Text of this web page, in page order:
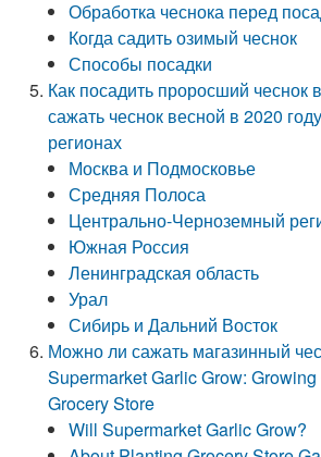
Обработка чеснока перед
Когда садить озимый чеснок
Способы посадки
Как посадить проросший чеснок
сажать чеснок весной в 2020
регионах
Москва и Подмосковье
Средняя Полоса
Центрально-Черноземный
Южная Россия
Ленинградская область
Урал
Сибирь и Дальний Восток
Можно ли сажать магазинный
Supermarket Garlic Grow:
Grocery Store
Will Supermarket Garlic Grow?